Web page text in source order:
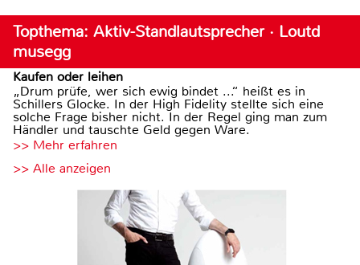
Topthema: Aktiv-Standlautsprecher · Loutd
musegg
Kaufen oder leihen
„Drum prüfe, wer sich ewig bindet ...“ heißt es in
Schillers Glocke. In der High Fidelity stellte sich eine
solche Frage bisher nicht. In der Regel ging man zum
Händler und tauschte Geld gegen Ware.
>> Mehr erfahren
>> Alle anzeigen